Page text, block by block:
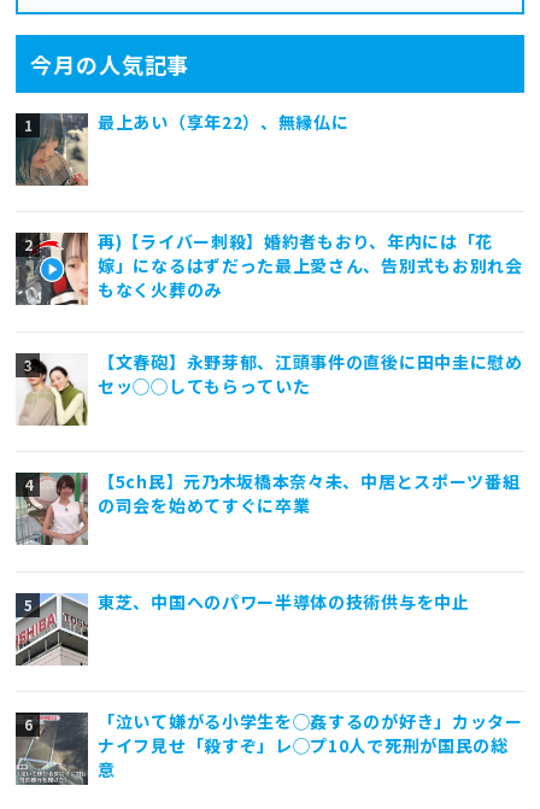
今月の人気記事
最上あい（享年22）、無縁仏に
再)【ライバー刺殺】婚約者もおり、年内には「花
嫁」になるはずだった最上愛さん、告別式もお別れ会
もなく火葬のみ
【文春砲】永野芽郁、江頭事件の直後に田中圭に慰め
セッ◯◯してもらっていた
【5ch民】元乃木坂橋本奈々未、中居とスポーツ番組
の司会を始めてすぐに卒業
東芝、中国へのパワー半導体の技術供与を中止
「泣いて嫌がる小学生を◯姦するのが好き」カッター
ナイフ見せ「殺すぞ」レ◯プ10人で死刑が国民の総
意